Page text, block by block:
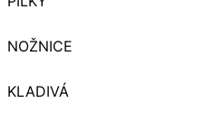
NOŽNICE
KLADIVÁ